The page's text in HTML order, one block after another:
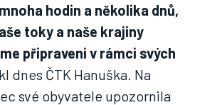
hodin a několika dnů,
toky a naše krajiny
připraveni v rámci svých
dnes ČTK Hanuška. Na
své obyvatele upozornila